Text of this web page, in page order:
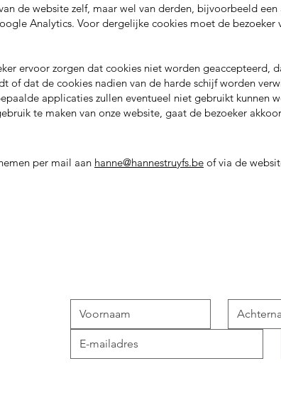
de website zelf, maar wel van derden, bijvoorbeeld
Analytics. Voor dergelijke cookies moet de bezoeker
ervoor zorgen dat cookies niet worden geaccepteerd,
of dat de cookies nadien van de harde schijf worden
applicaties zullen eventueel niet gebruikt kunnen
te maken van onze website, gaat de bezoeker
per mail aan hanne@hannestruyfs.be of via de